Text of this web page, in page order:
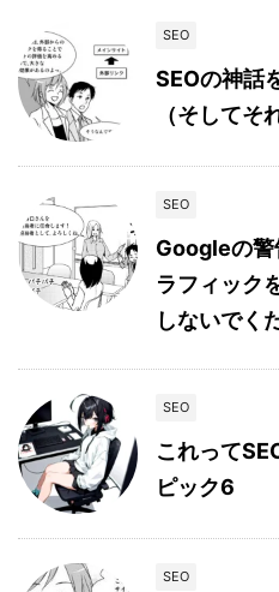
SEO
SEOの神話
（そしてそ
SEO
Googleの
ラフィック
しないでく
SEO
これって
ピック6
SEO